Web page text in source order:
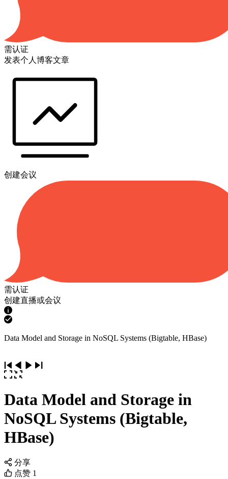
需认证
发表个人博客文章
创建会议
需认证
创建直播或会议
Data Model and Storage in NoSQL Systems (Bigtable, HBase)
Data Model and Storage in
NoSQL Systems (Bigtable,
HBase)
分享
点赞 1